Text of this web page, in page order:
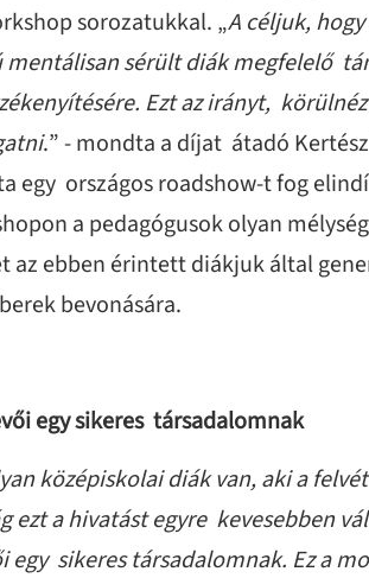
sorozatukkal. „A céljuk,
mentálisan sérült diák megfelelő
Ezt az irányt,
.” - mondta a díjat átadó Kertész
egy országos roadshow-t fog
a pedagógusok olyan
az ebben érintett diákjuk által
bevonására.
egy sikeres társadalomnak
középiskolai diák van, aki a
ezt a hivatást egyre kevesebben
sikeres társadalomnak. Ez a